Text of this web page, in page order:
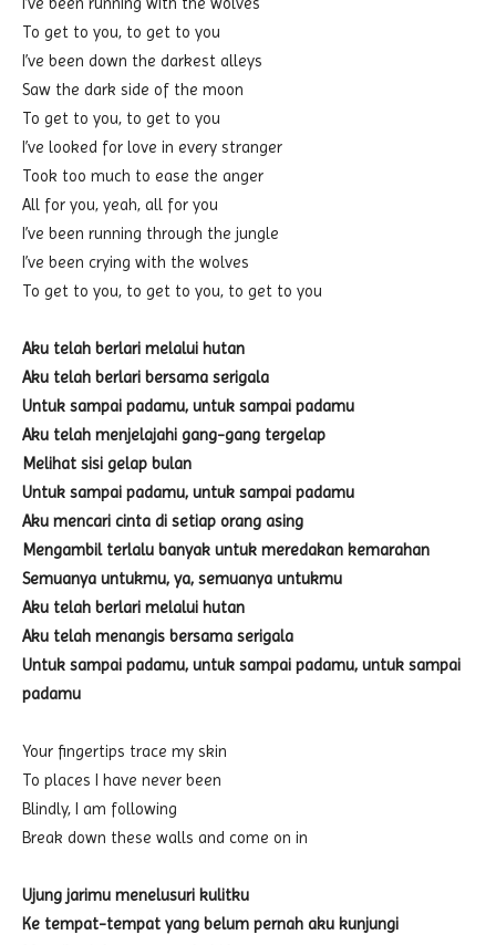
To get to you, to get to you
I’ve been down the darkest alleys
Saw the dark side of the moon
To get to you, to get to you
I’ve looked for love in every stranger
Took too much to ease the anger
All for you, yeah, all for you
I’ve been running through the jungle
I’ve been crying with the wolves
To get to you, to get to you, to get to you
Aku telah berlari melalui hutan
Aku telah berlari bersama serigala
Untuk sampai padamu, untuk sampai padamu
Aku telah menjelajahi gang-gang tergelap
Melihat sisi gelap bulan
Untuk sampai padamu, untuk sampai padamu
Aku mencari cinta di setiap orang asing
Mengambil terlalu banyak untuk meredakan kemarahan
Semuanya untukmu, ya, semuanya untukmu
Aku telah berlari melalui hutan
Aku telah menangis bersama serigala
Untuk sampai padamu, untuk sampai padamu, untuk sampai
padamu
Your fingertips trace my skin
To places I have never been
Blindly, I am following
Break down these walls and come on in
Ujung jarimu menelusuri kulitku
Ke tempat-tempat yang belum pernah aku kunjungi